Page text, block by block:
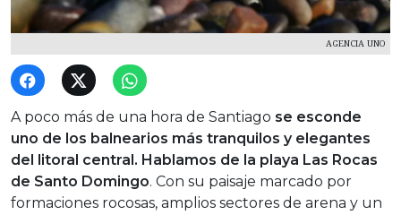
AGENCIA UNO
A poco más de una hora de Santiago se esconde
uno de los balnearios más tranquilos y elegantes
del litoral central. Hablamos de la playa Las Rocas
de Santo Domingo. Con su paisaje marcado por
formaciones rocosas, amplios sectores de arena y un